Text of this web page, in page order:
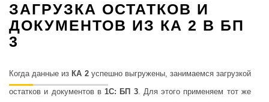
ЗАГРУЗКА ОСТАТКОВ И
ДОКУМЕНТОВ ИЗ КА 2 В БП
3
Когда данные из КА 2успешно выгружены, занимаемся загрузкой
остатков и документов в1С: БП 3. Для этого применяем тот же